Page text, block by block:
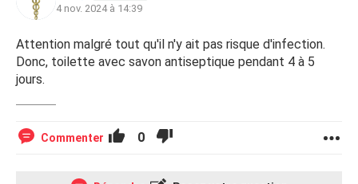
4 nov. 2024 à 14:39
Attention malgré tout qu'il n'y ait pas risque d'infection.
Donc, toilette avec savon antiseptique pendant 4 à 5
jours.
Commenter 0